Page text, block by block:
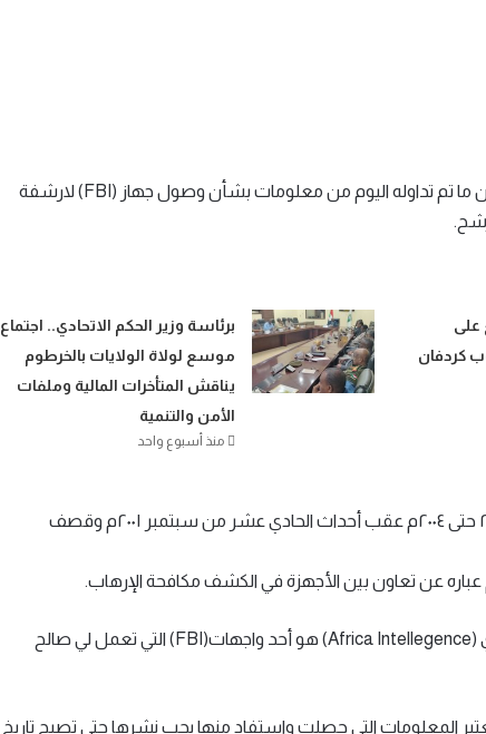
قال مصدر أمني مطلع ، فضل حجب اسمه إن ما تم تداوله اليوم من معلومات بشأن وصول جهاز (FBI) لارشفة
على
كردفان
​برئاسة وزير الحكم الاتحادي.. اجتماع
موسع لولاة الولايات بالخرطوم
يناقش المتأخرات المالية وملفات
الأمن والتنمية
منذ أسبوع واحد
وقال ،إن الذي ذكر من معلومات كان عام ٢٠٠١ حتى ٢٠٠٤م عقب أحداث الحادي عشر من سبتمبر ٢٠٠١م وقصف
عن تعاون بين الأجهزة في الكشف مكافحة الإرهاب.
وقال إن موقع “أفريكا إنتليجنس” الاستخباري (Africa Intellegence) هو أحد واجهات(FBI) التي تعمل لي صالح
بأن المخابرات الأمريكية بعد مرور 15 بتعتبر المعلومات التي حصلت واستفاد منها يجب نشرها حتى تصبح تاريخ